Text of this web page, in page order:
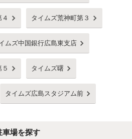
タイムズ荒神町第３
ムズ中国銀行広島東支店
タイムズ曙
タイムズ広島スタジアム前
車場を探す